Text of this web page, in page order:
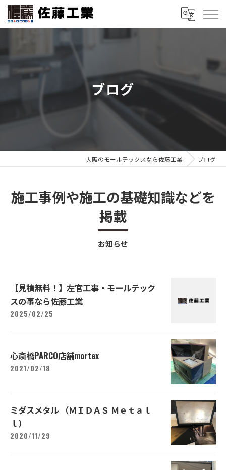
ブログ
大阪のモールテックスなら佐藤工業 ブログ
施工事例や施工の基礎知識などを
掲載
お知らせ
【見積無料！】左官工事・モールテック
スの事なら佐藤工業
2025/02/25
心斎橋PARCO店舗mortex
2021/02/18
ミダスメタル （ＭＩＤＡＳ Ｍｅｔａｌ
ｌ）
2020/11/29